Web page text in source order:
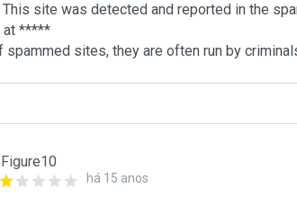
This site was detected and reported in the
at *****
spammed sites, they are often run by
Figure10
há 15 anos